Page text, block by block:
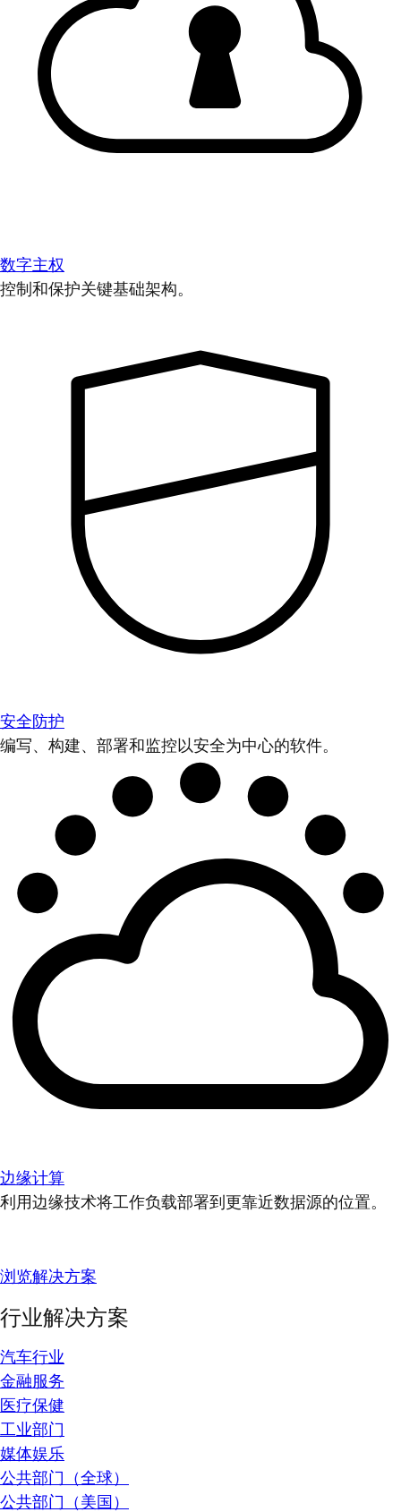
数字主权
控制和保护关键基础架构。
安全防护
编写、构建、部署和监控以安全为中心的软件。
边缘计算
利用边缘技术将工作负载部署到更靠近数据源的位置。
浏览解决方案
行业解决方案
汽车行业
金融服务
医疗保健
工业部门
媒体娱乐
公共部门（全球）
公共部门（美国）